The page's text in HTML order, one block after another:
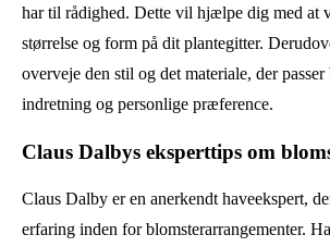
har til rådighed. Dette vil hjælpe dig med at
størrelse og form på dit plantegitter.
overveje den stil og det materiale, der
indretning og personlige præference.
Claus Dalbys eksperttips om
Claus Dalby er en anerkendt haveekspert,
erfaring inden for blomsterarrangementer.